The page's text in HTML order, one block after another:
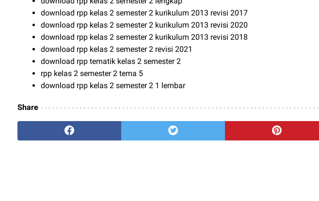
download rpp kelas 2 semester 2 kurikulum 2013 revisi 2017
download rpp kelas 2 semester 2 kurikulum 2013 revisi 2020
download rpp kelas 2 semester 2 kurikulum 2013 revisi 2018
download rpp kelas 2 semester 2 revisi 2021
download rpp tematik kelas 2 semester 2
rpp kelas 2 semester 2 tema 5
download rpp kelas 2 semester 2 1 lembar
Share